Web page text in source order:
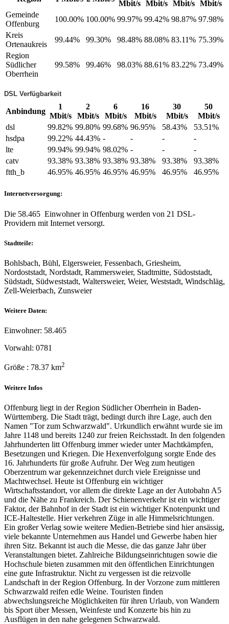
Mbit/s Mbit/s Mbit/s Mbit/s
Gemeinde
Offenburg
100.00% 100.00% 99.97% 99.42% 98.87% 97.98%
Kreis
Ortenaukreis
99.44% 99.30% 98.48% 88.08% 83.11% 75.39%
Region
Südlicher
Oberrhein
99.58% 99.46% 98.03% 88.61% 83.22% 73.49%
DSL Verfügbarkeit
Anbindung
1
Mbit/s
2
Mbit/s
6
Mbit/s
16
Mbit/s
30
Mbit/s
50
Mbit/s
dsl
99.82% 99.80% 99.68% 96.95% 58.43%
53.51%
hsdpa
99.22% 44.43% - - -
-
lte
99.94% 99.94% 98.02% - -
-
catv
93.38% 93.38% 93.38% 93.38% 93.38%
93.38%
ftth_b
46.95% 46.95% 46.95% 46.95% 46.95% 46.95%
Internetversorgung:
Die 58.465 Einwohner in Offenburg werden von 21 DSL-
Providern mit Internet versorgt.
Stadtteile:
Bohlsbach, Bühl, Elgersweier, Fessenbach, Griesheim,
Nordoststadt, Nordstadt, Rammersweier, Stadtmitte, Südoststadt,
Südstadt, Südweststadt, Waltersweier, Weier, Weststadt, Windschläg,
Zell-Weierbach, Zunsweier
Weitere Daten:
Einwohner: 58.465
Vorwahl: 0781
Größe : 78.37 km2
Weitere Infos
Offenburg liegt in der Region Südlicher Oberrhein in Baden-
Württemberg. Die Stadt trägt, bedingt durch ihre Lage, auch den
Namen "Tor zum Schwarzwald". Urkundlich erwähnt wurde sie im
Jahre 1148 und bereits 1240 zur freien Reichsstadt. In den folgenden
Jahrhunderten litt Offenburg immer wieder unter Machtkämpfen,
Besetzungen und Kriegen. Die Hexenverfolgung sorgte Ende des
16. Jahrhunderts für große Aufruhr. Der Weg zum heutigen
Oberzentrum war gekennzeichnet durch viele Ereignisse und
Machtwechsel. Heute ist Offenburg ein wichtiger
Wirtschaftsstandort, vor allem die direkte Lage an der Autobahn A5
und die Nähe zu Frankreich. Der Schienenverkehr ist ein wichtiger
Faktor, der Bahnhof in der Stadt ist ein wichtiger Knotenpunkt und
ICE-Haltestelle. Hier verkehren Züge in alle Himmelsrichtungen.
Ein großer Verlag sowie weitere Medien-Betriebe sind hier ansässig,
viele bekannte Unternehmen aus Handel und Gewerbe haben hier
ihren Sitz. Bekannt ist auch die Messe, die das ganze Jahr über
Veranstaltungen bietet. Zahlreiche Bildungseinrichtugen sowie die
Hochschule bieten zusammen mit den öffentlichen Einrichtungen
eine gute Infrastruktur. Nicht zu vergessen ist die reizvolle
Landschaft in der Region Offenburg. In der Vorzone zum mittleren
Schwarzwald reifen edle Weine. Touristen finden
abwechslungsreiche Möglichkeiten für ihren Urlaub, von Wandern
bis Sport über Messen, Weinfeste und Konzerte bis hin zu
Ausflügen in den nahe gelegenen Schwarzwald.